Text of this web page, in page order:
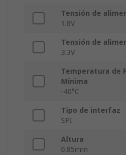
Tensión de
1.8V
Tensión de
3.3V
Temperatura de
Mínima
-40°C
Tipo de interfaz
SPI
Altura
0.85mm